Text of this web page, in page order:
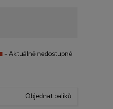
- Aktuálně nedostupné
Objednat balíků